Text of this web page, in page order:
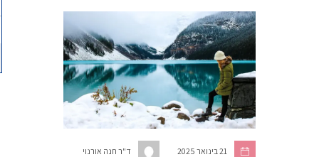
ד"ר חנה אורנוי 21 בינואר 2025